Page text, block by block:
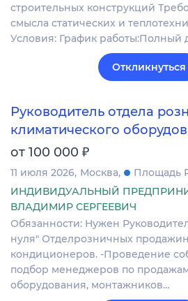
строительных конструкций
смысла статических и
Условия: График работы:Полный
Откликнуться
Руководитель отдела
климатического
от 100 000 ₽
11 июля 2026 Москва
Площадь
ИНДИВИДУАЛЬНЫЙ
ВЛАДИМИР СЕРГЕЕВИЧ
Обязанности: Нужен
нуля" Отделрозничных
кондиционеров. -Проведение
подбор менеджеров по
оборудования, монтажников…